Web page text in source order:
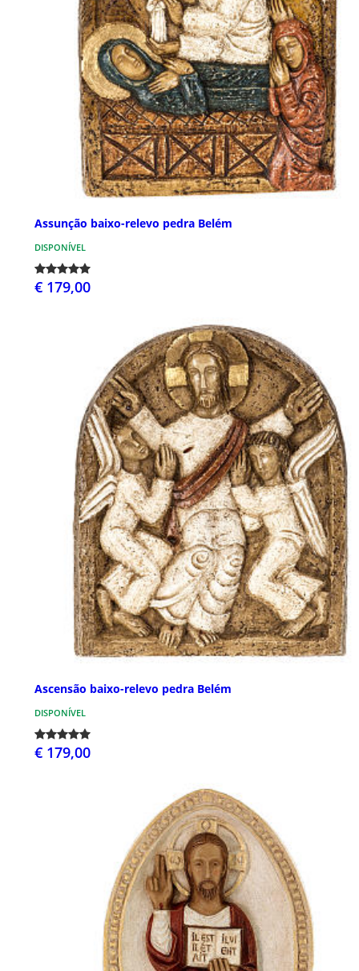
Assunção baixo-relevo pedra Belém
DISPONÍVEL
€ 179,00
Ascensão baixo-relevo pedra Belém
DISPONÍVEL
€ 179,00